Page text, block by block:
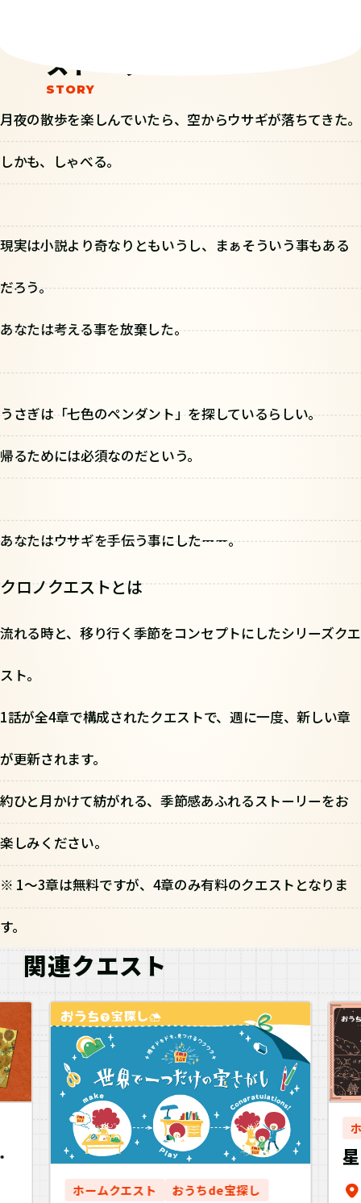
ストーリー
月夜の散歩を楽しんでいたら、空からウサギが落ちてきた。
しかも、しゃべる。
現実は小説より奇なりともいうし、まぁそういう事もある
だろう。
あなたは考える事を放棄した。
うさぎは「七色のペンダント」を探しているらしい。
帰るためには必須なのだという。
あなたはウサギを手伝う事にしたーー。
クロノクエストとは
流れる時と、移り行く季節をコンセプトにしたシリーズクエ
スト。
1話が全4章で構成されたクエストで、週に一度、新しい章
が更新されます。
約ひと月かけて紡がれる、季節感あふれるストーリーをお
楽しみください。
※ 1～3章は無料ですが、4章のみ有料のクエストとなりま
す。
関連クエスト
ホームクエスト おうちde宝探し